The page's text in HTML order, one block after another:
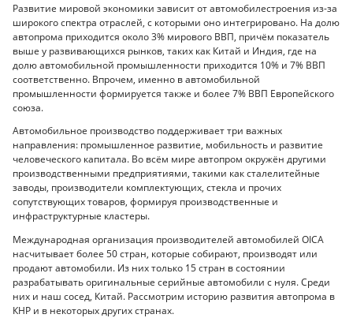
Развитие мировой экономики зависит от автомобилестроения из-за
широкого спектра отраслей, с которыми оно интегрировано. На долю
автопрома приходится около 3% мирового ВВП, причём показатель
выше у развивающихся рынков, таких как Китай и Индия, где на
долю автомобильной промышленности приходится 10% и 7% ВВП
соответственно. Впрочем, именно в автомобильной
промышленности формируется также и более 7% ВВП Европейского
союза.
Автомобильное производство поддерживает три важных
направления: промышленное развитие, мобильность и развитие
человеческого капитала. Во всём мире автопром окружён другими
производственными предприятиями, такими как сталелитейные
заводы, производители комплектующих, стекла и прочих
сопутствующих товаров, формируя производственные и
инфраструктурные кластеры.
Международная организация производителей автомобилей OICA
насчитывает более 50 стран, которые собирают, производят или
продают автомобили. Из них только 15 стран в состоянии
разрабатывать оригинальные серийные автомобили с нуля. Среди
них и наш сосед, Китай. Рассмотрим историю развития автопрома в
КНР и в некоторых других странах.